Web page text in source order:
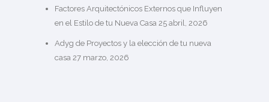
Factores Arquitectónicos Externos que Influyen
en el Estilo de tu Nueva Casa 25 abril, 2026
Adyg de Proyectos y la elección de tu nueva
casa 27 marzo, 2026